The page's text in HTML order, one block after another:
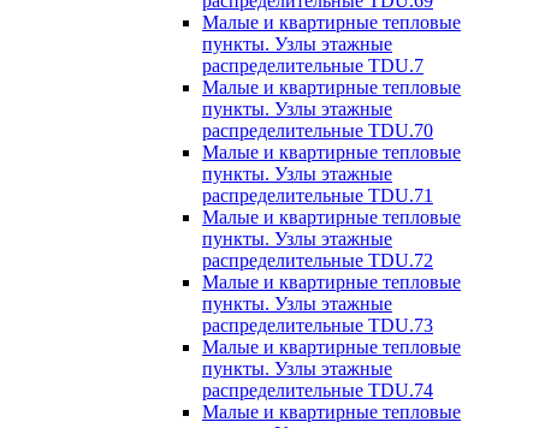
Малые и квартирные тепловые
пункты. Узлы этажные
распределительные TDU.7
Малые и квартирные тепловые
пункты. Узлы этажные
распределительные TDU.70
Малые и квартирные тепловые
пункты. Узлы этажные
распределительные TDU.71
Малые и квартирные тепловые
пункты. Узлы этажные
распределительные TDU.72
Малые и квартирные тепловые
пункты. Узлы этажные
распределительные TDU.73
Малые и квартирные тепловые
пункты. Узлы этажные
распределительные TDU.74
Малые и квартирные тепловые